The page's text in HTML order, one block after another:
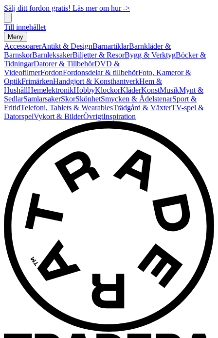
Sälj ditt fordon gratis! Läs mer om hur ->
Till innehållet
Meny
AccessoarerAntikt & DesignBarnartiklarBarnkläder &
BarnskorBarnleksakerBiljetter & ResorBygg & VerktygBöcker &
TidningarDatorer & TillbehörDVD &
VideofilmerFordonFordonsdelar & tillbehörFoto, Kameror &
OptikFrimärkenHandgjort & KonsthantverkHem &
HushållHemelektronikHobbyKlockorKläderKonstMusikMynt &
SedlarSamlarsakerSkorSkönhetSmycken & ÄdelstenarSport &
FritidTelefoni, Tablets & WearablesTrädgård & VäxterTV-spel &
DatorspelVykort & BilderÖvrigtInspiration